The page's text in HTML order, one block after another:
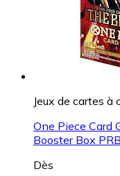
Jeux de cartes à
One Piece Card
Booster Box
Dès